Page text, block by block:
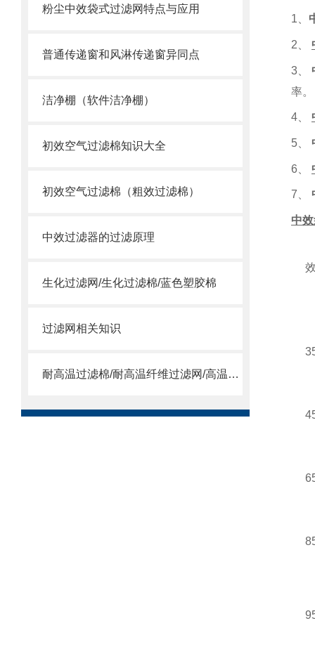
粉尘中效袋式过滤网特点与应用
普通传递窗和风淋传递窗异同点
洁净棚（软件洁净棚）
初效空气过滤棉知识大全
初效空气过滤棉（粗效过滤棉）
中效过滤器的过滤原理
生化过滤网/生化过滤棉/蓝色塑胶棉
过滤网相关知识
耐高温过滤棉/耐高温纤维过滤网/高温合成纤维滤棉
1
2
3
率。
4
5
6
7
中效